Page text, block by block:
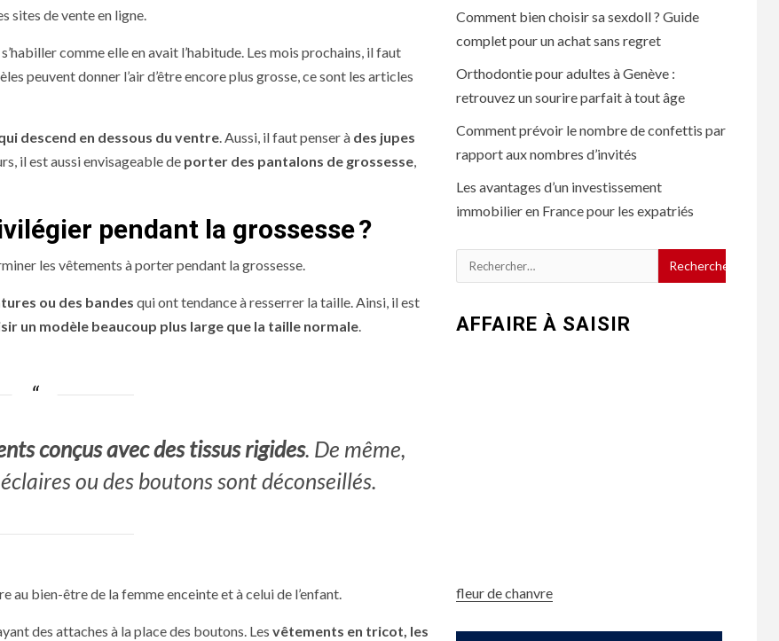
sites de vente en ligne.
comme elle en avait l’habitude. Les mois prochains, il faut
peuvent donner l’air d’être encore plus grosse, ce sont les articles
descend en dessous du ventre . Aussi, il faut penser à des jupes
il est aussi envisageable de porter des pantalons de grossesse
pendant la grossesse?
les vêtements à porter pendant la grossesse.
ou des bandes qui ont tendance à resserrer la taille. Ainsi, il est
un modèle beaucoup plus large que la taille normale
conçus avec des tissus rigides. De même,
ou des boutons sont déconseillés.
au bien-être de la femme enceinte et à celui de l’enfant.
des attaches à la place des boutons. Les vêtements en tricot, les
Comment bien choisir sa sexdoll ? Guide
complet pour un achat sans regret
Orthodontie pour adultes à Genève :
retrouvez un sourire parfait à tout âge
Comment prévoir le nombre de confettis par
rapport aux nombres d’invités
Les avantages d’un investissement
immobilier en France pour les expatriés
Rechercher :
AFFAIRE À SAISIR
fleur de chanvre